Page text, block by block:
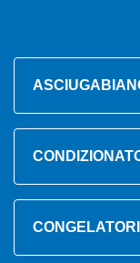
CONGELATORI